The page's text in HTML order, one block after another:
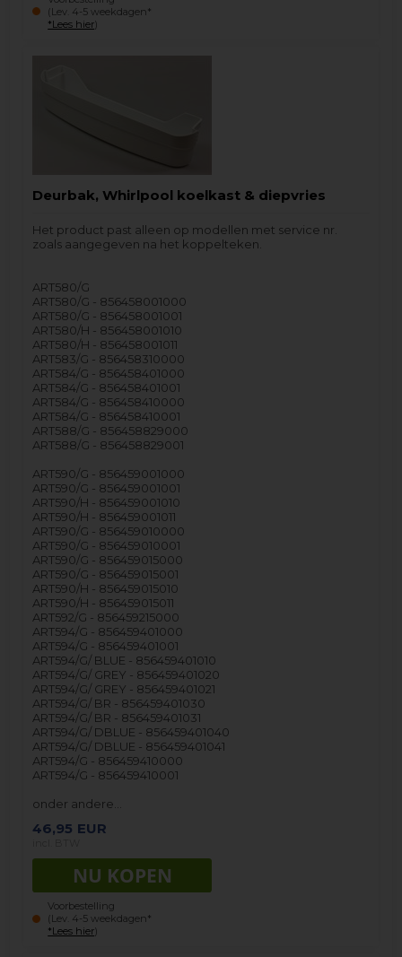
(Lev. 4-5 weekdagen*
*Lees hier)
Deurbak, Whirlpool koelkast & diepvries
Het product past alleen op modellen met service nr.
zoals aangegeven na het koppelteken.
ART580/G
ART580/G - 856458001000
ART580/G - 856458001001
ART580/H - 856458001010
ART580/H - 856458001011
ART583/G - 856458310000
ART584/G - 856458401000
ART584/G - 856458401001
ART584/G - 856458410000
ART584/G - 856458410001
ART588/G - 856458829000
ART588/G - 856458829001
ART590/G - 856459001000
ART590/G - 856459001001
ART590/H - 856459001010
ART590/H - 856459001011
ART590/G - 856459010000
ART590/G - 856459010001
ART590/G - 856459015000
ART590/G - 856459015001
ART590/H - 856459015010
ART590/H - 856459015011
ART592/G - 856459215000
ART594/G - 856459401000
ART594/G - 856459401001
ART594/G/ BLUE - 856459401010
ART594/G/ GREY - 856459401020
ART594/G/ GREY - 856459401021
ART594/G/ BR - 856459401030
ART594/G/ BR - 856459401031
ART594/G/ DBLUE - 856459401040
ART594/G/ DBLUE - 856459401041
ART594/G - 856459410000
ART594/G - 856459410001
onder andere…
46,95 EUR
Voorbestelling
(Lev. 4-5 weekdagen*
*Lees hier)